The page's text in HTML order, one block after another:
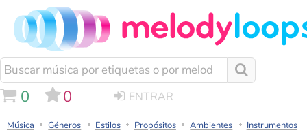
0 0 ENTRAR
Música Géneros Estilos Propósitos Ambientes Instrumentos